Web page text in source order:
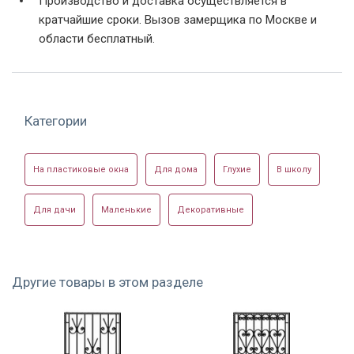
Фото модели РК-21 Фото модели РК-21 Фото модели РК-25
Нестандартная
решетка на базе
Фото модели РК-33
кратчайшие сроки. Вызов замерщика по Москве и
области бесплатный.
Категории
На пластиковые окна Для дома Глухие В школу
Для дачи Маленькие Декоративные
Другие товары в этом разделе